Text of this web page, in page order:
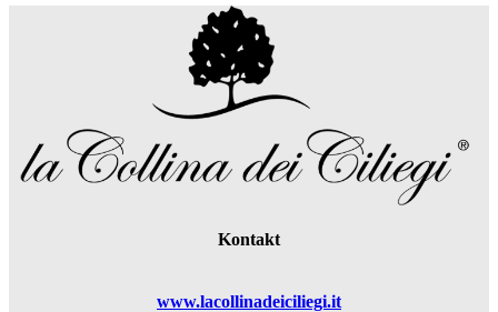
Kontakt
www.lacollinadeiciliegi.it